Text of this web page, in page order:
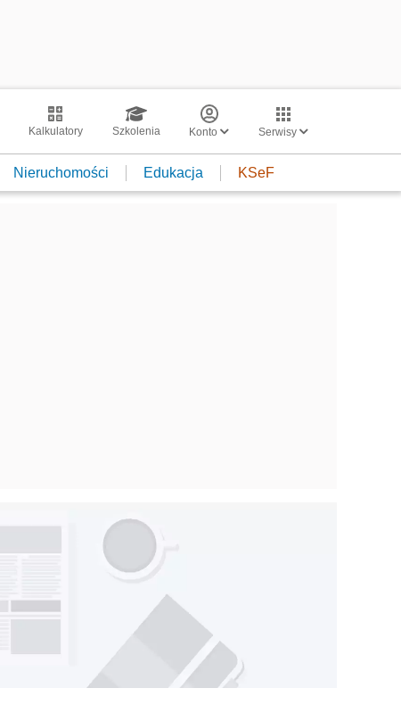
Kalkulatory Szkolenia Konto Serwisy
Nieruchomości Edukacja KSeF